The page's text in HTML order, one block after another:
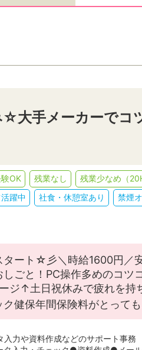
・駅・路線から探す
ら検索
☆大手メーカーでコ
OK 残業なし 残業少なめ（
躍中 社食・休憩室あり 禁煙
タート☆彡＼時給1600円／
しごと！PC操作多めのコツ
ジ↑土日祝休みで疲れを持
健保年間保険料がとって
入力や資料作成などのサポート事務